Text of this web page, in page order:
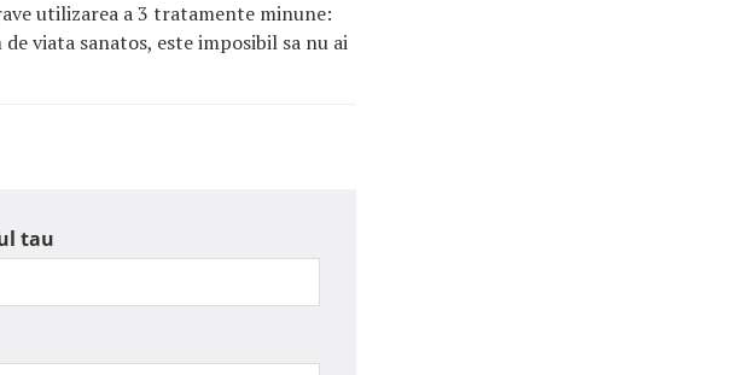
utilizarea a 3 tratamente minune:
viata sanatos, este imposibil sa nu ai
tau